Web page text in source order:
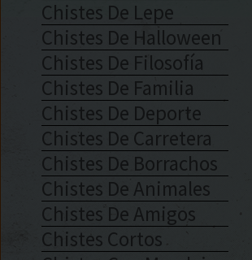
Chistes De Lepe
Chistes De Halloween
Chistes De Filosofía
Chistes De Familia
Chistes De Deporte
Chistes De Carretera
Chistes De Borrachos
Chistes De Animales
Chistes De Amigos
Chistes Cortos